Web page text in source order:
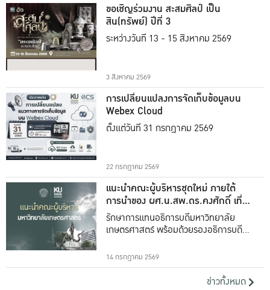
ขอเชิญร่วมงาน สะสมศิลป์ เป็น
สิน(ทรัพย์) ปีที่ 3
ระหว่างวันที่ 13 - 15 สิงหาคม 2569
3 สิงหาคม 2569
การเปลี่ยนแปลงการจัดเก็บข้อมูลบน
Webex Cloud
ตั้งแต่วันที่ 31 กรกฎาคม 2569
22 กรกฎาคม 2569
แนะนำคณะผู้บริหารชุดใหม่ ภายใต้
การนำของ ผศ.น.สพ.ดร.คงศักดิ์ เที่ยง
ธรรม
รักษาการแทนอธิการบดีมหาวิทยาลัย
เกษตรศาสตร์ พร้อมด้วยรองอธิการบดีทั้ง
14 กรกฎาคม 2569
ข่าวทั้งหมด